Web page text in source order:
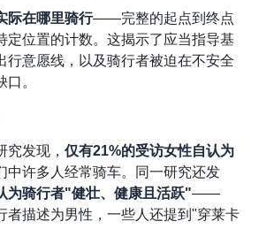
际在哪里骑行——完整的起点到终点
定位置的计数。这揭示了应当指导基
行意愿线，以及骑行者被迫在不安全
。
究发现， 仅有21%的受访女性自认为
中许多人经常骑车。同一研究还发
为骑行者"健壮、健康且活跃"——
者描述为男性，一些人还提到"穿莱卡